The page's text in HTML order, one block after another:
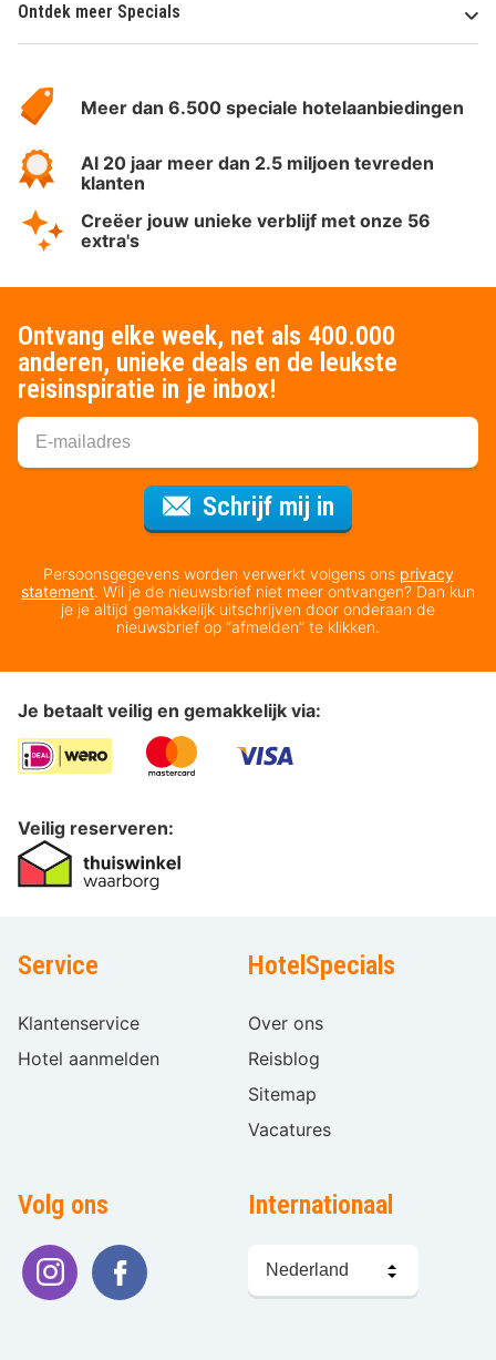
Ontdek meer Specials
HotelSpecials
Meer dan 6.500 speciale hotelaanbiedingen
Al 20 jaar meer dan 2.5 miljoen tevreden
klanten
Creëer jouw unieke verblijf met onze 56
extra's
Ontvang elke week, net als 400.000
anderen, unieke deals en de leukste
reisinspiratie in je inbox!
Schrijf mij in
Persoonsgegevens worden verwerkt volgens ons privacy
statement. Wil je de nieuwsbrief niet meer ontvangen? Dan kun
je je altijd gemakkelijk uitschrijven door onderaan de
nieuwsbrief op “afmelden” te klikken.
Je betaalt veilig en gemakkelijk via:
Veilig reserveren:
Service
Klantenservice
Hotel aanmelden
HotelSpecials
Over ons
Reisblog
Sitemap
Vacatures
Volg ons Internationaal
kiezen